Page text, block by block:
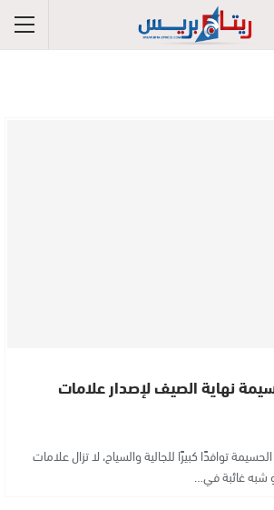
نهاية الصيف لإصدار علامات
توافدًا كبيرًا للجالية والسياح، لا تزال علامات
شبه غائبة في…